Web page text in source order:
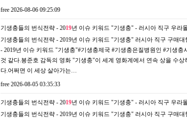
free 2026-08-06 09:25:09
기생충들의 번식전략 - 2019년 이슈 키워드 "기생충" - 러시아 직구 우라
기생충들의 번식전략 - 2019년 이슈 키워드 "기생충" 러시아 직구 구매
- 2019년 이슈 키워드 "기생충"#기생충제국 #기생충은질병원인 #기생
것 같다.봉준호 감독의 영화 "기생충"이 세계 영화계에서 연속 상을 수
다.어쩌면 이 세상 살아가는…
free 2026-08-05 03:35:33
기생충들의 번식전략 - 2019년 이슈 키워드 "기생충" - 러시아 직구 우라
기생충들의 번식전략 - 2019년 이슈 키워드 "기생충" 러시아 직구 구매